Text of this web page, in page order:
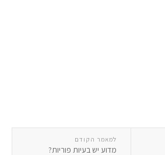
למאמר הקודם
מדוע יש בעיות פוריות?